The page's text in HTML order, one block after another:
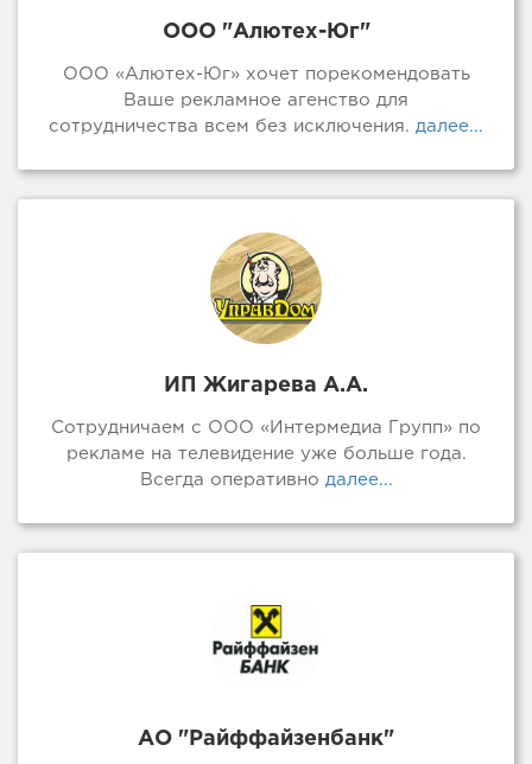
ООО "Алютех-Юг"
ООО «Алютех-Юг» хочет порекомендовать
Ваше рекламное агенство для
сотрудничества всем без исключения. далее...
ИП Жигарева А.А.
Сотрудничаем с ООО «Интермедиа Групп» по
рекламе на телевидение уже больше года.
Всегда оперативно далее...
АО "Райффайзенбанк"